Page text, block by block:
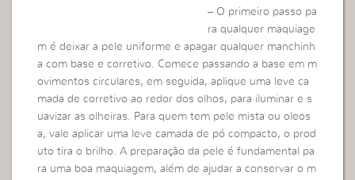
– O primeiro passo pa
ra qualquer maquiage
m é deixar a pele uniforme e apagar qualquer manchinh
a com base e corretivo. Comece passando a base em m
ovimentos circulares, em seguida, aplique uma leve ca
mada de corretivo ao redor dos olhos, para iluminar e s
uavizar as olheiras. Para quem tem pele mista ou oleos
a, vale aplicar uma leve camada de pó compacto, o prod
uto tira o brilho. A preparação da pele é fundamental pa
ra uma boa maquiagem, além de ajudar a conservar o m